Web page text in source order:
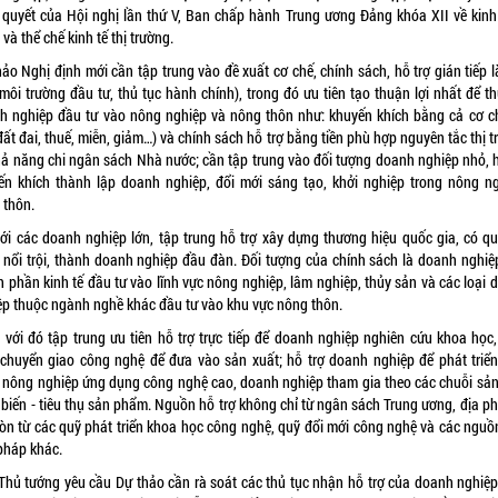
của Hội nghị lần thứ V, Ban chấp hành Trung ương Đảng khóa XII về
thể chế kinh tế thị trường.
Nghị định mới cần tập trung vào đề xuất cơ chế, chính sách, hỗ trợ gián tiếp
trường đầu tư, thủ tục hành chính), trong đó ưu tiên tạo thuận lợi nhất để
nghiệp đầu tư vào nông nghiệp và nông thôn như: khuyến khích bằng cả cơ
đai, thuế, miễn, giảm…) và chính sách hỗ trợ bằng tiền phù hợp nguyên tắc thị
năng chi ngân sách Nhà nước; cần tập trung vào đối tượng doanh nghiệp nhỏ,
khích thành lập doanh nghiệp, đổi mới sáng tạo, khởi nghiệp trong nông
các doanh nghiệp lớn, tập trung hỗ trợ xây dựng thương hiệu quốc gia, có
trội, thành doanh nghiệp đầu đàn. Đối tượng của chính sách là doanh
phần kinh tế đầu tư vào lĩnh vực nông nghiệp, lâm nghiệp, thủy sản và các loại
thuộc ngành nghề khác đầu tư vào khu vực nông thôn.
với đó tập trung ưu tiên hỗ trợ trực tiếp để doanh nghiệp nghiên cứu khoa
giao công nghệ để đưa vào sản xuất; hỗ trợ doanh nghiệp để phát
nghiệp ứng dụng công nghệ cao, doanh nghiệp tham gia theo các chuỗi
- tiêu thụ sản phẩm. Nguồn hỗ trợ không chỉ từ ngân sách Trung ương, địa
từ các quỹ phát triển khoa học công nghệ, quỹ đổi mới công nghệ và các
khác.
tướng yêu cầu Dự thảo cần rà soát các thủ tục nhận hỗ trợ của doanh